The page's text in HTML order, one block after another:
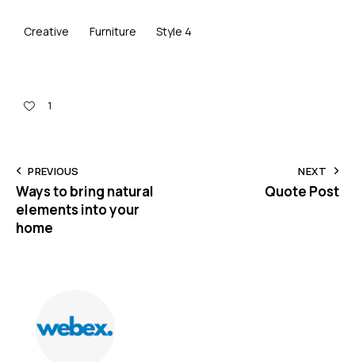
Creative Furniture Style 4
1
PREVIOUS
Ways to bring natural
elements into your
home
NEXT
Quote Post